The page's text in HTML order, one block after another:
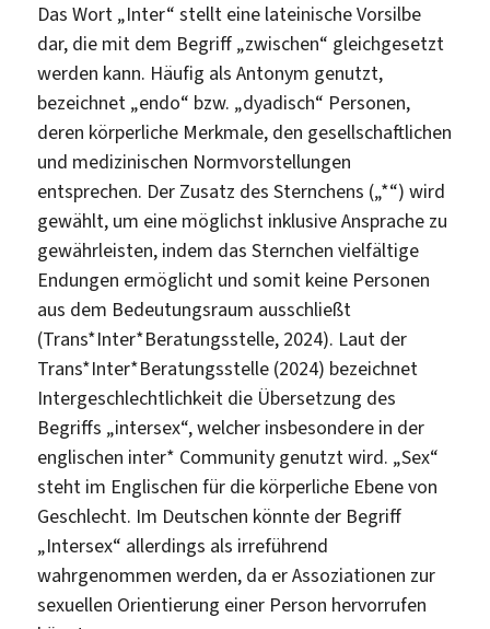
Das Wort „Inter“ stellt eine lateinische Vorsilbe
dar, die mit dem Begriff „zwischen“ gleichgesetzt
werden kann. Häufig als Antonym genutzt,
bezeichnet „endo“ bzw. „dyadisch“ Personen,
deren körperliche Merkmale, den gesellschaftlichen
und medizinischen Normvorstellungen
entsprechen. Der Zusatz des Sternchens („*“) wird
gewählt, um eine möglichst inklusive Ansprache zu
gewährleisten, indem das Sternchen vielfältige
Endungen ermöglicht und somit keine Personen
aus dem Bedeutungsraum ausschließt
(Trans*Inter*Beratungsstelle, 2024). Laut der
Trans*Inter*Beratungsstelle (2024) bezeichnet
Intergeschlechtlichkeit die Übersetzung des
Begriffs „intersex“, welcher insbesondere in der
englischen inter* Community genutzt wird. „Sex“
steht im Englischen für die körperliche Ebene von
Geschlecht. Im Deutschen könnte der Begriff
„Intersex“ allerdings als irreführend
wahrgenommen werden, da er Assoziationen zur
sexuellen Orientierung einer Person hervorrufen